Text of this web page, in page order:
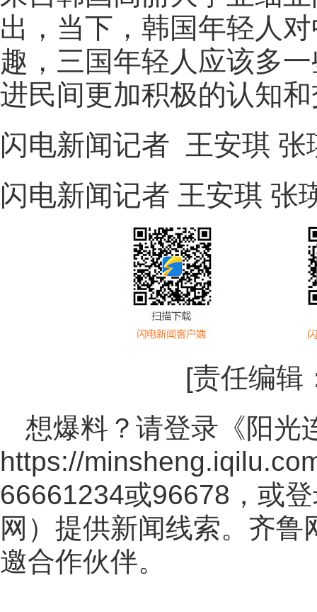
出，当下，韩国年轻人
趣，三国年轻人应该多
进民间更加积极的认知
闪电新闻记者 王安琪 张
闪电新闻记者 王安琪 张
[责任编辑
想爆料？请登录《阳光
https://
66661234或96678，或
网 ）提供新闻线索。齐鲁
邀合作伙伴。